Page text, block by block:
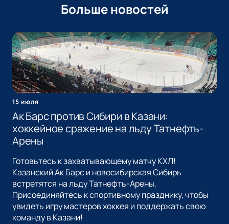
Больше новостей
15 июля
Ак Барс против Сибири в Казани:
хоккейное сражение на льду Татнефть-
Арены
Готовьтесь к захватывающему матчу КХЛ!
Казанский Ак Барс и новосибирская Сибирь
встретятся на льду Татнефть-Арены.
Присоединяйтесь к спортивному празднику, чтобы
увидеть игру мастеров хоккея и поддержать свою
команду в Казани!